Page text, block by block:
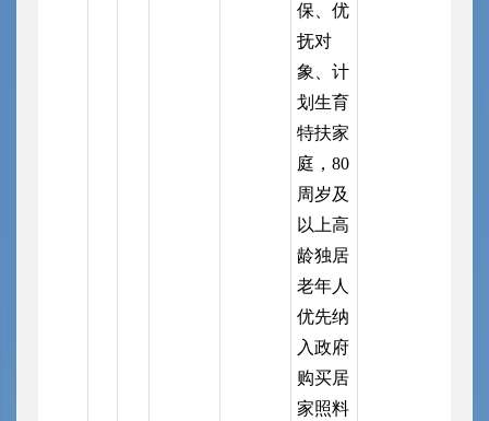
保、优
抚对
象、计
划生育
特扶家
庭，80
周岁及
以上高
龄独居
老年人
优先纳
入政府
购买居
家照料